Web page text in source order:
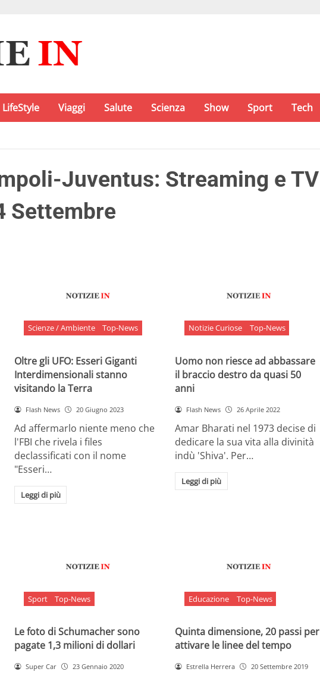
LifeStyle Viaggi Salute Scienza Show Sport Tech
Juventus: Streaming e TV
Settembre
Scienze / Ambiente Top-News
Oltre gli UFO: Esseri Giganti
Interdimensionali stanno
visitando la Terra
Flash News 20 Giugno 2023
Ad affermarlo niente meno che
l'FBI che rivela i files
declassificati con il nome
"Esseri…
Leggi di più
Notizie Curiose Top-News
Uomo non riesce ad abbassare
il braccio destro da quasi 50
anni
Flash News 26 Aprile 2022
Amar Bharati nel 1973 decise di
dedicare la sua vita alla divinità
indù 'Shiva'. Per…
Leggi di più
Sport Top-News
Le foto di Schumacher sono
pagate 1,3 milioni di dollari
Super Car 23 Gennaio 2020
Educazione Top-News
Quinta dimensione, 20 passi per
attivare le linee del tempo
Estrella Herrera 20 Settembre 2019